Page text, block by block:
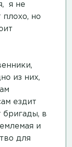
я не
плохо, но
из них,
ездит
бригады, в
и
для